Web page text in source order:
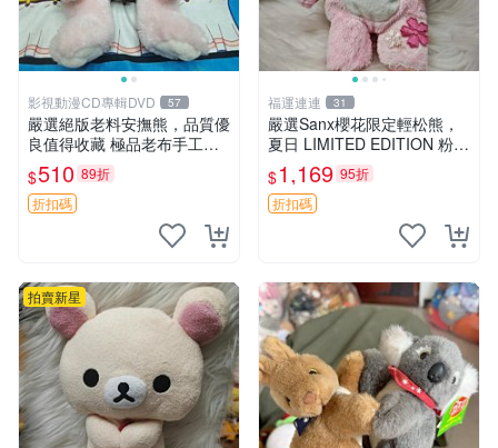
影視動漫CD專輯DVD 57
嚴選絕版老料安撫熊，品質優
良值得收藏 極品老布手工安
撫搖鈴玩具，適合哄睡寶貝
超柔老料搖鈴熊，專為孩子設
計的安心伴護 推薦絕版老布
製工藝搖鈴熊，可當作童
$510 89折
折扣碼
福運連連 31
嚴選Sanx櫻花限定輕松熊，
夏日 LIMITED EDITION 粉色
毛絨熊，背有拉鏈設計，肚內
填充豆袋，精致工藝呈現，狀
態如新，適合收藏與送人 櫻
$1,169 95折
折扣碼
拍賣新星